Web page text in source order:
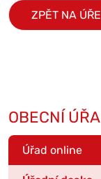
ZPĚT NA
OBECNÍ
Úřad online